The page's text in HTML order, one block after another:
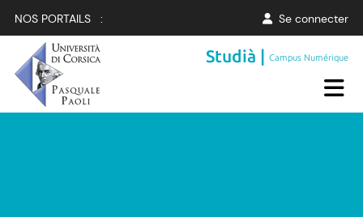
NOS PORTAILS : Se connecter
Studià |Campus Numérique